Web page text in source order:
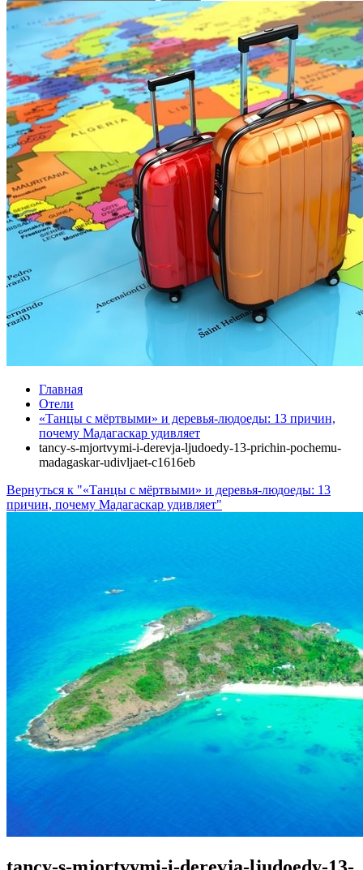
Главная
Отели
«Танцы с мёртвыми» и деревья‑людоеды: 13 причин,
почему Мадагаскар удивляет
tancy-s-mjortvymi-i-derevja‑ljudoedy-13-prichin-pochemu-
madagaskar-udivljaet-c1616eb
Вернуться к "«Танцы с мёртвыми» и деревья‑людоеды: 13
причин, почему Мадагаскар удивляет"